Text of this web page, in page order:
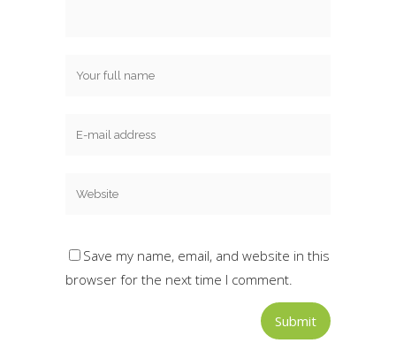
Save my name, email, and website in this
browser for the next time I comment.